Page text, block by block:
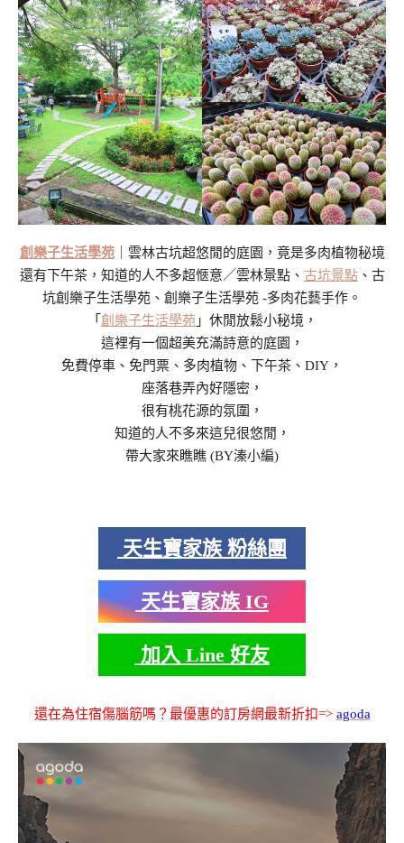
創樂子生活學苑｜雲林古坑超悠閒的庭園，竟是多肉植物秘境
還有下午茶，知道的人不多超愜意／雲林景點、 古坑景點、古
坑創樂子生活學苑、創樂子生活學苑 -多肉花藝手作。
「 創樂子生活學苑 」休閒放鬆小秘境，
這裡有一個超美充滿詩意的庭園，
免費停車、免門票、多肉植物、下午茶、DIY，
座落巷弄內好隱密，
很有桃花源的氛圍，
知道的人不多來這兒很悠閒，
帶大家來瞧瞧 (BY溱小編)
天生寶家族 粉絲團
天生寶家族 IG
加入 Line 好友
還在為住宿傷腦筋嗎？最優惠的訂房網最新折扣=> agoda